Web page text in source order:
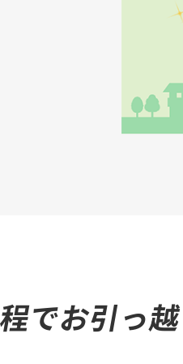
でお引っ